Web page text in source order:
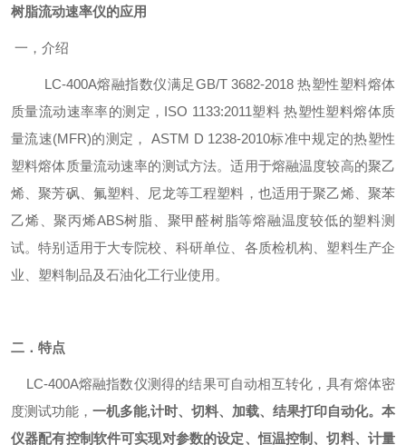
树脂流动速率仪的应用
一，介绍
LC-400A熔融指数仪满足GB/T 3682-2018 热塑性塑料熔体
质量流动速率率的测定， ISO 1133:2011塑料 热塑性塑料熔体质
量流速(MFR)的测定，ASTM D 1238-2010标准中规定的热塑性
塑料熔体质量流动速率的测试方法。适用于熔融温度较高的聚乙
烯、聚芳砜、氟塑料、尼龙等工程塑料，也适用于聚乙烯、聚苯
乙烯、聚丙烯ABS树脂、聚甲醛树脂等熔融温度较低的塑料测
试。特别适用于大专院校、科研单位、各质检机构、塑料生产企
业、塑料制品及石油化工行业使用。
二．特点
LC-400A熔融指数仪测得的结果可自动相互转化，具有熔体密
度测试功能， 一机多能,计时、切料、加载、结果打印自动化。本
仪器配有控制软件可实现对参数的设定、恒温控制、切料、计量